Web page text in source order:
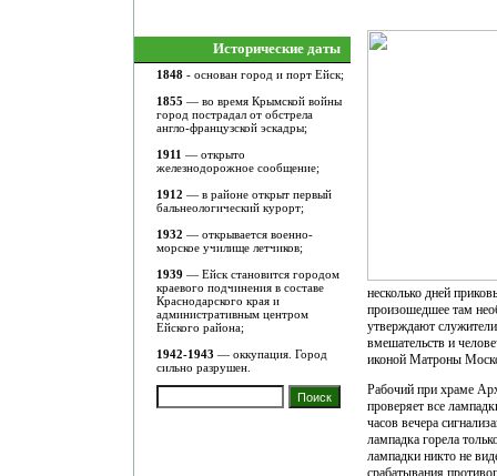
Исторические даты
1848 - основан город и порт Ейск;
1855 — во время Крымской войны
город пострадал от обстрела
англо-французской эскадры;
1911 — открыто
железнодорожное сообщение;
1912 — в районе открыт первый
бальнеологический курорт;
1932 — открывается военно-
морское училище летчиков;
1939 — Ейск становится городом
краевого подчинения в составе
Краснодарского края и
административным центром
Ейского района;
1942-1943 — оккупация. Город
сильно разрушен.
несколько дней
произошедшее там
утверждают
вмешательств и
иконой Матроны
Рабочий при храме
проверяет все
часов вечера
лампадка горела
лампадки никто не
срабатывания